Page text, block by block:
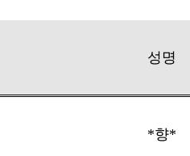
성명
*향*